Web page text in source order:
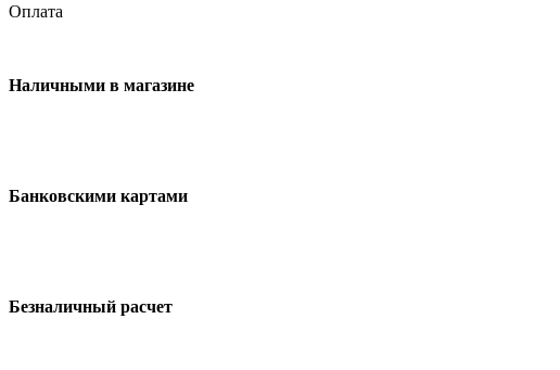
Оплата
Наличными в магазине
Банковскими картами
Безналичный расчет